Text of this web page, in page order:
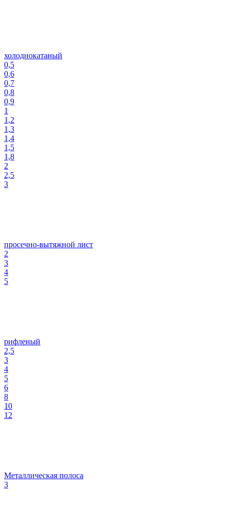
холоднокатаный
0,5
0,6
0,7
0,8
0,9
1
1,2
1,3
1,4
1,5
1,8
2
2,5
3
просечно-вытяжной лист
2
3
4
5
рифленый
2,5
3
4
5
6
8
10
12
Металлическая полоса
3